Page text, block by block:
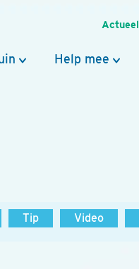
Actueel
Help mee
Tip Video